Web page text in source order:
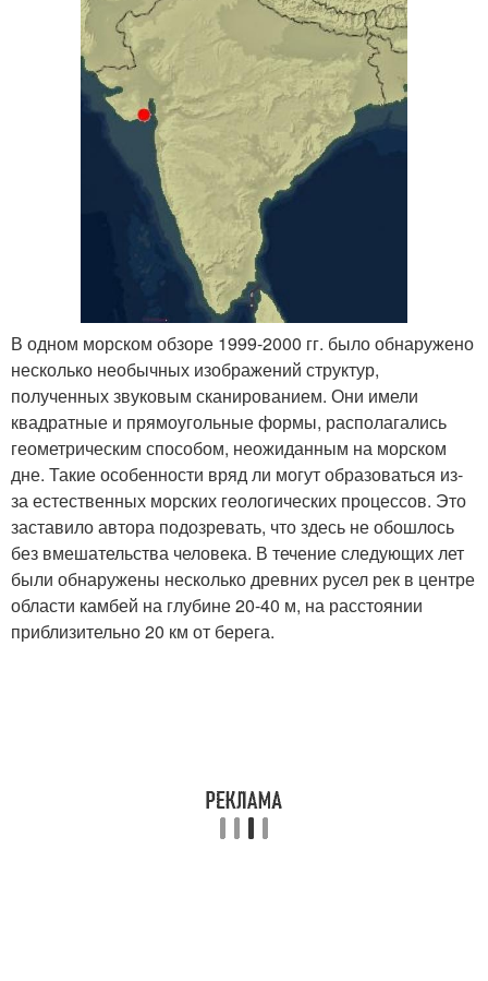
В одном морском обзоре 1999-2000 гг. было обнаружено
несколько необычных изображений структур,
полученных звуковым сканированием. Они имели
квадратные и прямоугольные формы, располагались
геометрическим способом, неожиданным на морском
дне. Такие особенности вряд ли могут образоваться из-
за естественных морских геологических процессов. Это
заставило автора подозревать, что здесь не обошлось
без вмешательства человека. В течение следующих лет
были обнаружены несколько древних русел рек в центре
области камбей на глубине 20-40 м, на расстоянии
приблизительно 20 км от берега.